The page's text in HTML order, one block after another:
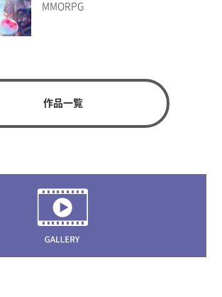
MMORPG
作品一覧